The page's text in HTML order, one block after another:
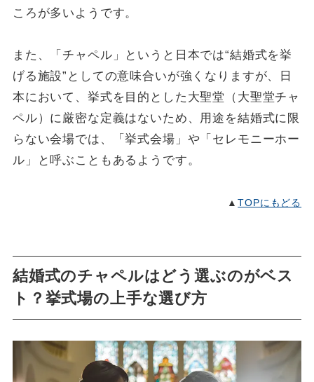
ころが多いようです。
また、「チャペル」というと日本では“結婚式を挙
げる施設”としての意味合いが強くなりますが、日
本において、挙式を目的とした大聖堂（大聖堂チャ
ペル）に厳密な定義はないため、用途を結婚式に限
らない会場では、「挙式会場」や「セレモニーホー
ル」と呼ぶこともあるようです。
▲TOPにもどる
結婚式のチャペルはどう選ぶのがベス
ト？挙式場の上手な選び方